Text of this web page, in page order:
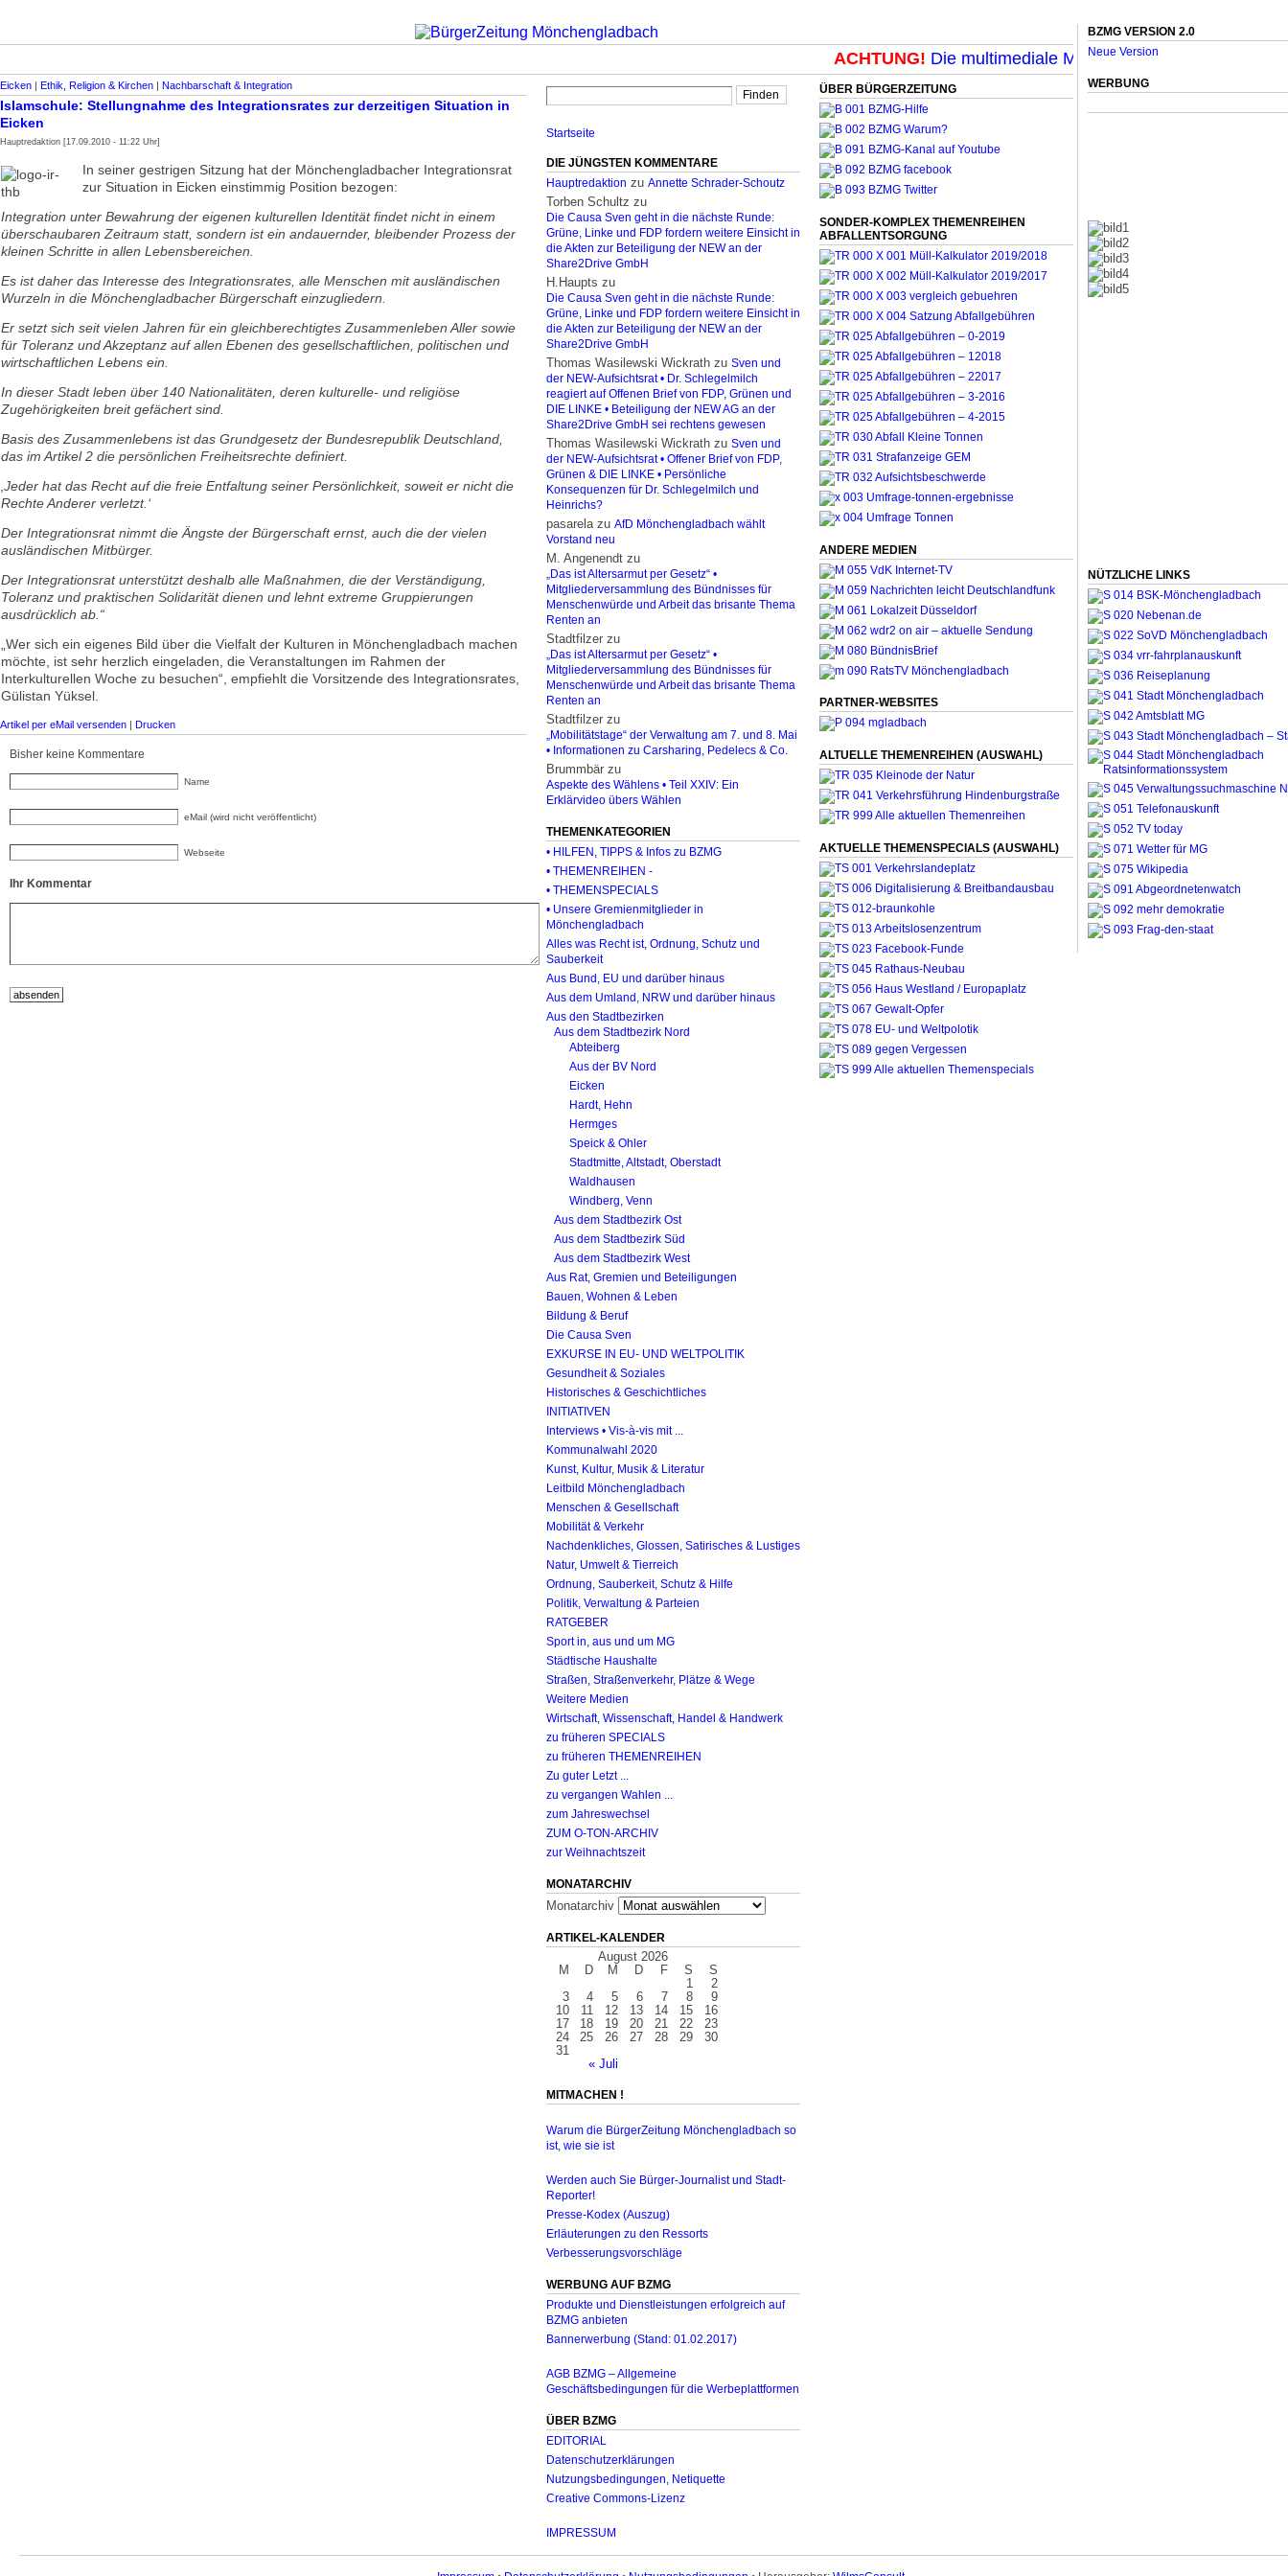
ACHTUNG!Die multimediale Mit-Mach-Zeitung für
Eicken | Ethik, Religion & Kirchen | Nachbarschaft & Integration
Islamschule: Stellungnahme des Integrationsrates zur derzeitigen Situation in
Eicken
Hauptredaktion [17.09.2010 - 11:22 Uhr]
In seiner gestrigen Sitzung hat der Mönchengladbacher Integrationsrat
zur Situation in Eicken einstimmig Position bezogen:
Integration unter Bewahrung der eigenen kulturellen Identität findet nicht in einem
überschaubaren Zeitraum statt, sondern ist ein andauernder, bleibender Prozess der
kleinen Schritte in allen Lebensbereichen.
Es ist daher das Interesse des Integrationsrates, alle Menschen mit ausländischen
Wurzeln in die Mönchengladbacher Bürgerschaft einzugliedern.
Er setzt sich seit vielen Jahren für ein gleichberechtigtes Zusammenleben Aller sowie
für Toleranz und Akzeptanz auf allen Ebenen des gesellschaftlichen, politischen und
wirtschaftlichen Lebens ein.
In dieser Stadt leben über 140 Nationalitäten, deren kulturelle- und religiöse
Zugehörigkeiten breit gefächert sind.
Basis des Zusammenlebens ist das Grundgesetz der Bundesrepublik Deutschland,
das im Artikel 2 die persönlichen Freiheitsrechte definiert.
‚Jeder hat das Recht auf die freie Entfaltung seiner Persönlichkeit, soweit er nicht die
Rechte Anderer verletzt.‘
Der Integrationsrat nimmt die Ängste der Bürgerschaft ernst, auch die der vielen
ausländischen Mitbürger.
Der Integrationsrat unterstützt deshalb alle Maßnahmen, die der Verständigung,
Toleranz und praktischen Solidarität dienen und lehnt extreme Gruppierungen
ausdrücklich ab.“
„Wer sich ein eigenes Bild über die Vielfalt der Kulturen in Mönchengladbach machen
möchte, ist sehr herzlich eingeladen, die Veranstaltungen im Rahmen der
Interkulturellen Woche zu besuchen“, empfiehlt die Vorsitzende des Integrationsrates,
Gülistan Yüksel.
Artikel per eMail versenden | Drucken
Bisher keine Kommentare
Name
eMail (wird nicht veröffentlicht)
Webseite
Ihr Kommentar
Startseite
DIE JÜNGSTEN KOMMENTARE
Hauptredaktion zu Annette Schrader-Schoutz
Torben Schultz zu
Die Causa Sven geht in die nächste Runde:
Grüne, Linke und FDP fordern weitere Einsicht in
die Akten zur Beteiligung der NEW an der
Share2Drive GmbH
H.Haupts zu
Die Causa Sven geht in die nächste Runde:
Grüne, Linke und FDP fordern weitere Einsicht in
die Akten zur Beteiligung der NEW an der
Share2Drive GmbH
Thomas Wasilewski Wickrath zu Sven und
der NEW-Aufsichtsrat • Dr. Schlegelmilch
reagiert auf Offenen Brief von FDP, Grünen und
DIE LINKE • Beteiligung der NEW AG an der
Share2Drive GmbH sei rechtens gewesen
Thomas Wasilewski Wickrath zu Sven und
der NEW-Aufsichtsrat • Offener Brief von FDP,
Grünen & DIE LINKE • Persönliche
Konsequenzen für Dr. Schlegelmilch und
Heinrichs?
pasarelazu AfD Mönchengladbach wählt
Vorstand neu
M. Angenendt zu
„Das ist Altersarmut per Gesetz“ •
Mitgliederversammlung des Bündnisses für
Menschenwürde und Arbeit das brisante Thema
Renten an
Stadtfilzer zu
„Das ist Altersarmut per Gesetz“ •
Mitgliederversammlung des Bündnisses für
Menschenwürde und Arbeit das brisante Thema
Renten an
Stadtfilzer zu
„Mobilitätstage“ der Verwaltung am 7. und 8. Mai
• Informationen zu Carsharing, Pedelecs & Co.
Brummbär zu
Aspekte des Wählens • Teil XXIV: Ein
Erklärvideo übers Wählen
THEMENKATEGORIEN
• HILFEN, TIPPS & Infos zu BZMG
• THEMENREIHEN -
• THEMENSPECIALS
• Unsere Gremienmitglieder in
Mönchengladbach
Alles was Recht ist, Ordnung, Schutz und
Sauberkeit
Aus Bund, EU und darüber hinaus
Aus dem Umland, NRW und darüber hinaus
Aus den Stadtbezirken
Aus dem Stadtbezirk Nord
Abteiberg
Aus der BV Nord
Eicken
Hardt, Hehn
Hermges
Speick & Ohler
Stadtmitte, Altstadt, Oberstadt
Waldhausen
Windberg, Venn
Aus dem Stadtbezirk Ost
Aus dem Stadtbezirk Süd
Aus dem Stadtbezirk West
Aus Rat, Gremien und Beteiligungen
Bauen, Wohnen & Leben
Bildung & Beruf
Die Causa Sven
EXKURSE IN EU- UND WELTPOLITIK
Gesundheit & Soziales
Historisches & Geschichtliches
INITIATIVEN
Interviews • Vis-à-vis mit ...
Kommunalwahl 2020
Kunst, Kultur, Musik & Literatur
Leitbild Mönchengladbach
Menschen & Gesellschaft
Mobilität & Verkehr
Nachdenkliches, Glossen, Satirisches & Lustiges
Natur, Umwelt & Tierreich
Ordnung, Sauberkeit, Schutz & Hilfe
Politik, Verwaltung & Parteien
RATGEBER
Sport in, aus und um MG
Städtische Haushalte
Straßen, Straßenverkehr, Plätze & Wege
Weitere Medien
Wirtschaft, Wissenschaft, Handel & Handwerk
zu früheren SPECIALS
zu früheren THEMENREIHEN
Zu guter Letzt ...
zu vergangen Wahlen ...
zum Jahreswechsel
ZUM O-TON-ARCHIV
zur Weihnachtszeit
MONATARCHIV
Monatarchiv
ARTIKEL-KALENDER
August 2026
M
D M D F S S
« Juli
1
2
3
4 5 6 7 8
9
10
11 12 13 14 15
16
17
18 19 20 21 22
23
24
25 26 27 28 29
30
31
MITMACHEN !
Warum die BürgerZeitung Mönchengladbach so
ist, wie sie ist
Werden auch Sie Bürger-Journalist und Stadt-
Reporter!
Presse-Kodex (Auszug)
Erläuterungen zu den Ressorts
Verbesserungsvorschläge
WERBUNG AUF BZMG
Produkte und Dienstleistungen erfolgreich auf
BZMG anbieten
Bannerwerbung (Stand: 01.02.2017)
AGB BZMG – Allgemeine
Geschäftsbedingungen für die Werbeplattformen
ÜBER BZMG
EDITORIAL
Datenschutzerklärungen
Nutzungsbedingungen, Netiquette
Creative Commons-Lizenz
IMPRESSUM
ÜBER BÜRGERZEITUNG
SONDER-KOMPLEX THEMENREIHEN
ABFALLENTSORGUNG
ANDERE MEDIEN
PARTNER-WEBSITES
ALTUELLE THEMENREIHEN (AUSWAHL)
AKTUELLE THEMENSPECIALS (AUSWAHL)
BZMG VERSION 2.0
Neue Version
WERBUNG
NÜTZLICHE LINKS